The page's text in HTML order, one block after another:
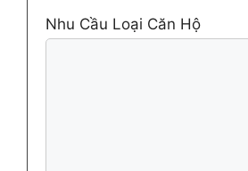
Nhu Cầu Loại Căn Hộ